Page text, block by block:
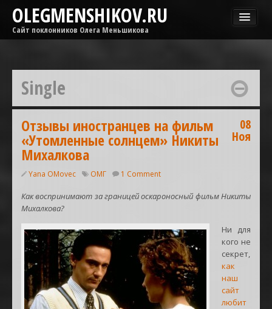
OLEGMENSHIKOV.RU
Сайт поклонников Олега Меньшикова
Афиша
Гастроли
Медиа
ОМГ
Фильмы
Single
Отзывы иностранцев на фильм
«Утомленные солнцем» Никиты
Михалкова
Yana OMovec ОМГ 1 Comment
08
Ноя
Как воспринимают за границей оскароносный фильм Никиты
Михалкова?
Ни для
кого не
секрет,
как
наш
сайт
любит